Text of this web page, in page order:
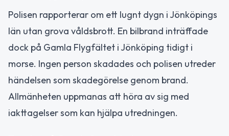
Polisen rapporterar om ett lugnt dygn i Jönköpings
län utan grova våldsbrott. En bilbrand inträffade
dock på Gamla Flygfältet i Jönköping tidigt i
morse. Ingen person skadades och polisen utreder
händelsen som skadegörelse genom brand.
Allmänheten uppmanas att höra av sig med
iakttagelser som kan hjälpa utredningen.